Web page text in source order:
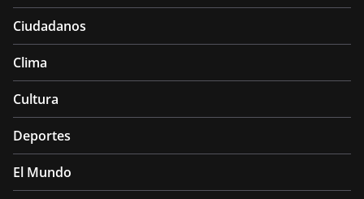
Ciudadanos
Clima
Cultura
Deportes
El Mundo